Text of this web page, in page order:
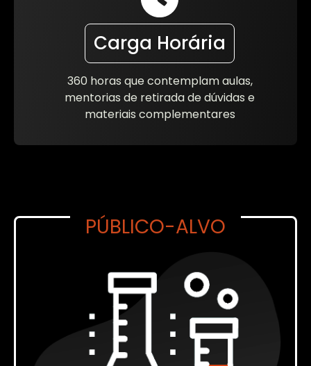
Carga Horária
360 horas que contemplam aulas,
mentorias de retirada de dúvidas e
materiais complementares
PÚBLICO-ALVO